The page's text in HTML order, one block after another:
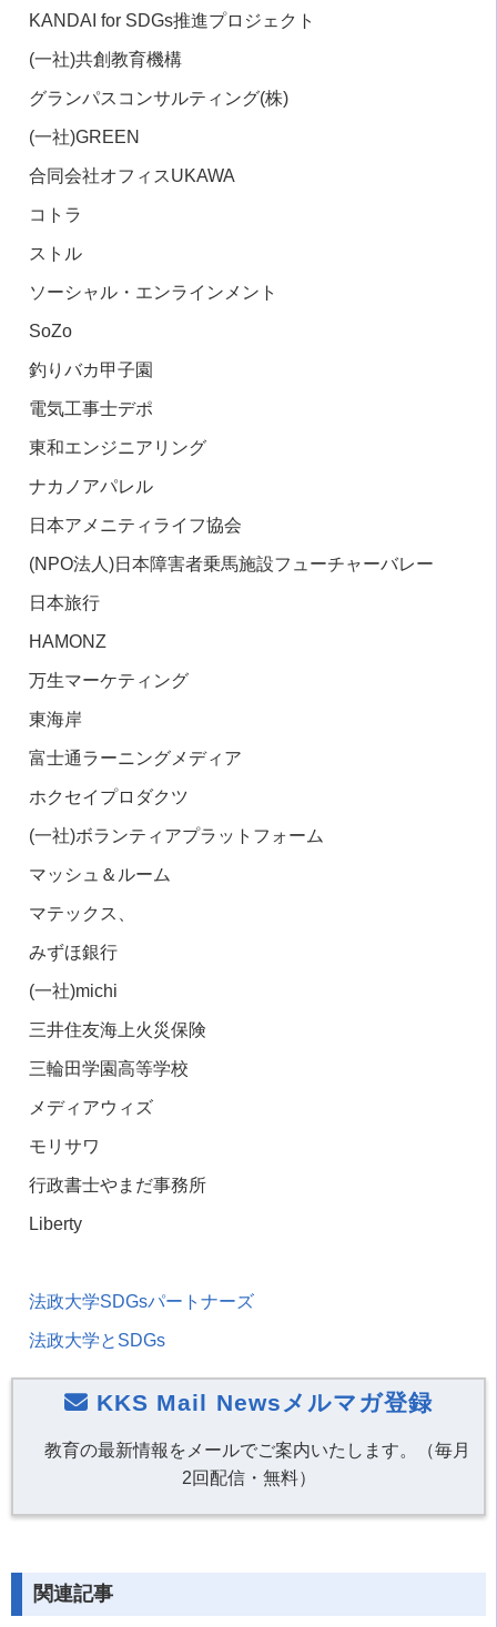
KANDAI for SDGs推進プロジェクト
(一社)共創教育機構
グランパスコンサルティング(株)
(一社)GREEN
合同会社オフィスUKAWA
コトラ
ストル
ソーシャル・エンラインメント
SoZo
釣りバカ甲子園
電気工事士デポ
東和エンジニアリング
ナカノアパレル
日本アメニティライフ協会
(NPO法人 )日本障害者乗馬施設フューチャーバレー
日本旅行
HAMONZ
万生マーケティング
東海岸
富士通ラーニングメディア
ホクセイプロダクツ
(一社)ボランティアプラットフォーム
マッシュ＆ルーム
マテックス、
みずほ銀行
(一社)michi
三井住友海上火災保険
三輪田学園高等学校
メディアウィズ
モリサワ
行政書士やまだ事務所
Liberty
法政大学SDGsパートナーズ
法政大学と SDGs
KKS Mail Newsメルマガ登録
教育の最新情報をメールでご案内いたします。（毎月
2回配信・無料）
関連記事